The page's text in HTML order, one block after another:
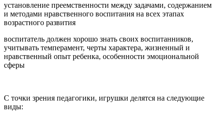
установление преемственности между задачами, содержанием
и методами нравственного воспитания на всех этапах
возрастного развития
воспитатель должен хорошо знать своих воспитанников,
учитывать темперамент, черты характера, жизненный и
нравственный опыт ребенка, особенности эмоциональной
сферы
С точки зрения педагогики, игрушки делятся на следующие
виды: